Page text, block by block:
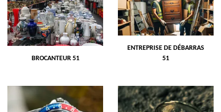
BROCANTEUR 51
ENTREPRISE DE DÉBARRAS
51